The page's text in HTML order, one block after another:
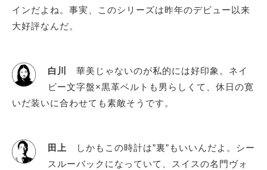
インだよね。事実、このシリーズは昨年のデビュー以来
大好評なんだ。
白川
華美じゃないのが私的には好印象。ネイ
ビー文字盤×黒革ベルトも男らしくて、休日の寛
いだ装いに合わせても素敵そうです。
田上
しかもこの時計は”裏”もいいんだよ。シー
スルーバックになっていて、スイスの名門ヴォ